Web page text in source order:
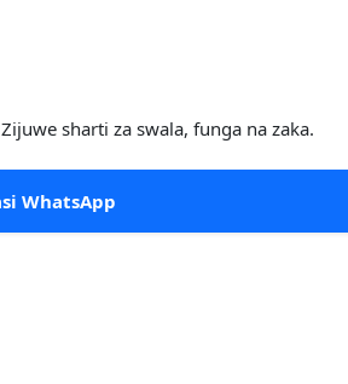
sharti za swala, funga na zaka.
WhatsApp